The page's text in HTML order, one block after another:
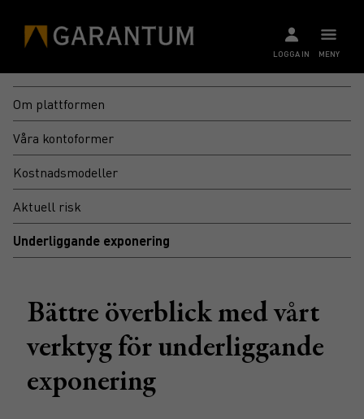
MENY
LOGGA IN
Om plattformen
Våra kontoformer
Kostnadsmodeller
Aktuell risk
Underliggande exponering
Bättre överblick med vårt
verktyg för underliggande
exponering